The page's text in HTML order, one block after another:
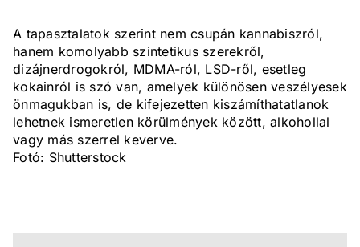
A tapasztalatok szerint nem csupán kannabiszról,
hanem komolyabb szintetikus szerekről,
dizájnerdrogokról, MDMA-ról, LSD-ről, esetleg
kokainról is szó van, amelyek különösen veszélyesek
önmagukban is, de kifejezetten kiszámíthatatlanok
lehetnek ismeretlen körülmények között, alkohollal
vagy más szerrel keverve.
Fotó: Shutterstock